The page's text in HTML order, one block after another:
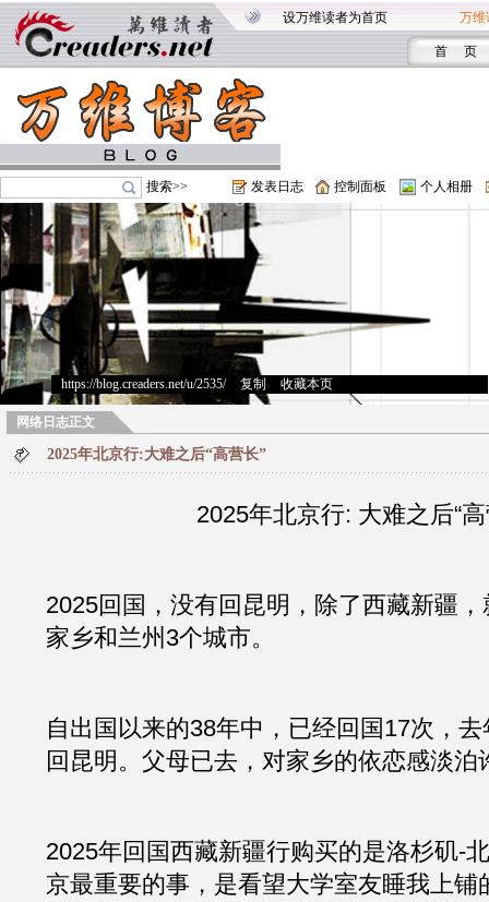
设万维读者为首页 万维
首 页
搜索>> 发表日志 控制面板 个人相册
https://blog.creaders.net/u/2535/> 复制 收藏本页
网络日志正文
2025年北京行:大难之后“高营长”
2025年北京行: 大难之后“高
2025回国，没有回昆明，除了西藏新疆
家乡和兰州3个城市。
自出国以来的38年中，已经回国17次，
回昆明。父母已去，对家乡的依恋感淡泊
2025年回国西藏新疆行购买的是洛杉矶-
京最重要的事，是看望大学室友睡我上铺